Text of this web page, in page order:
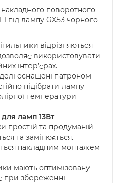
поворотного
1 під лампу GX53 чорного
відрізняються
використовувати
інтер’єрах.
оснащені патроном
підібрати лампу
температури
ламп 13Вт
простій та продуманій
та замінюється.
накладним монтажем
мають оптимізовану
при збереженні